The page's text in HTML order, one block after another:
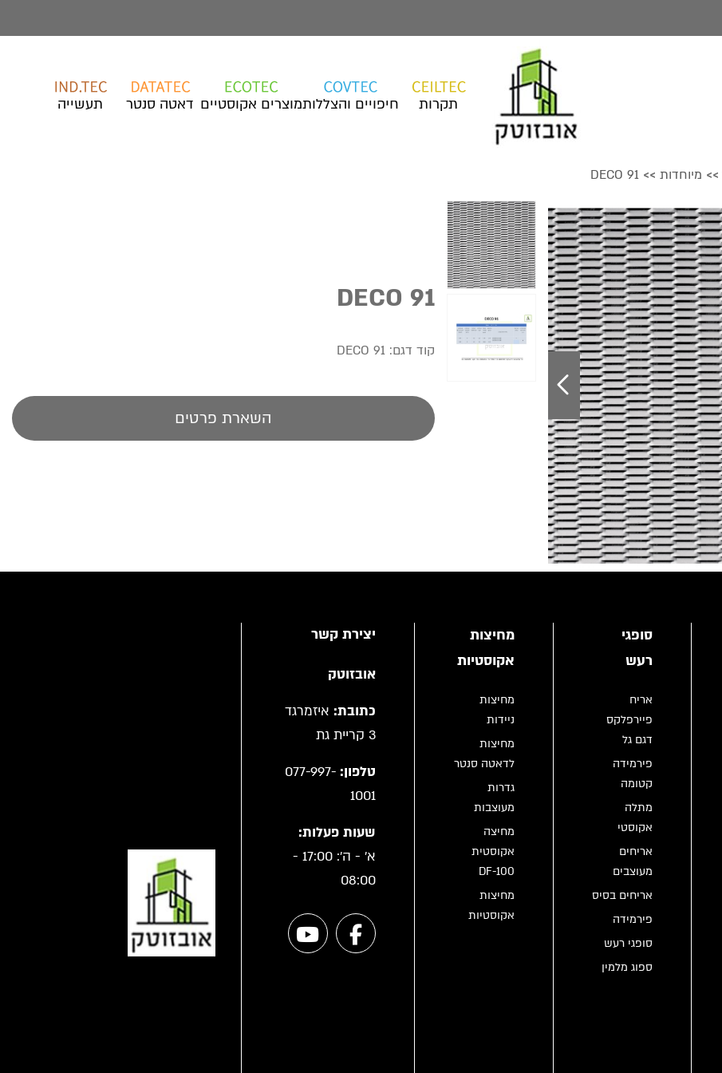
תקרות חיפויים והצללותמוצרים אקוסטיים דאטה סנטר תעשייה
>> מיוחדות >>
DECO 91
DECO 91
קוד דגם: DECO 91
השארת פרטים
סופגי
רעש
אריח
פיירפלקס
דגם גל
פירמידה
קטומה
מתלה
אקוסטי
אריחים
מעוצבים
אריחים בסיס
פירמידה
סופגי רעש
ספוג מלמין
מחיצות
אקוסטיות
מחיצות
ניידות
מחיצות
לדאטה סנטר
גדרות
מעוצבות
מחיצה
אקוסטית
DF-100
מחיצות
אקוסטיות
יצירת קשר
אובזוטק
כתובת: איזמרגד
3 קריית גת
טלפון: 077-997-
1001
שעות פעלות:
א' - ה': 17:00 -
08:00